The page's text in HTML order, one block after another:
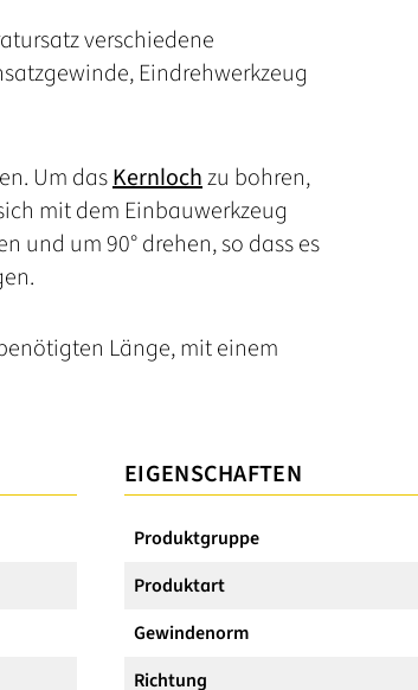
verschiedene
Eindrehwerkzeug
Um dasKernlochzu bohren,
mit dem Einbauwerkzeug
und um 90° drehen, so dass es
Länge, mit einem
EIGENSCHAFTEN
Produktgruppe
Produktart
Gewindenorm
Richtung